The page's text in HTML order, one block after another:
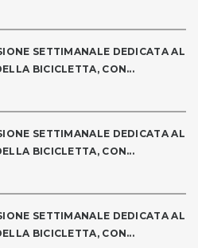
SETTIMANALE DEDICATA AL
BICICLETTA, CON...
SETTIMANALE DEDICATA AL
BICICLETTA, CON...
SETTIMANALE DEDICATA AL
BICICLETTA, CON...